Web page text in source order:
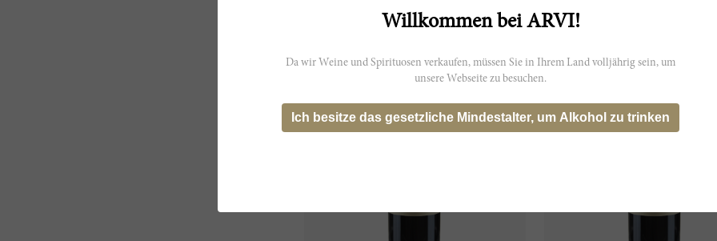
CHF 3’459.20
Willkommen bei ARVI!
Da wir Weine und Spirituosen verkaufen, müssen Sie in Ihrem Land volljährig sein, um
unsere Webseite zu besuchen.
Ich besitze das gesetzliche Mindestalter, um Alkohol zu trinken